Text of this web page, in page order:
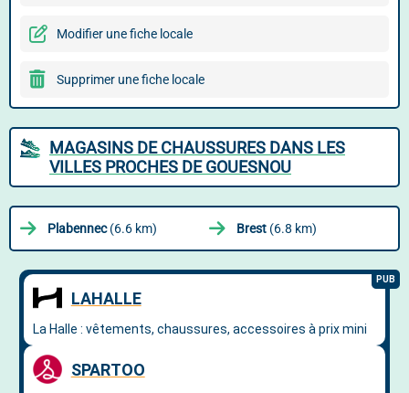
Modifier une fiche locale
Supprimer une fiche locale
MAGASINS DE CHAUSSURES DANS LES
VILLES PROCHES DE GOUESNOU
Plabennec(6.6 km) Brest (6.8 km)